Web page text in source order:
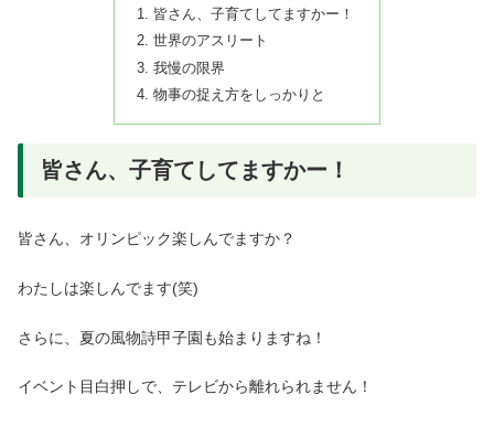
皆さん、子育てしてますかー！
世界のアスリート
我慢の限界
物事の捉え方をしっかりと
皆さん、子育てしてますかー！
皆さん、オリンピック楽しんでますか？
わたしは楽しんでます(笑)
さらに、夏の風物詩甲子園も始まりますね！
イベント目白押しで、テレビから離れられません！